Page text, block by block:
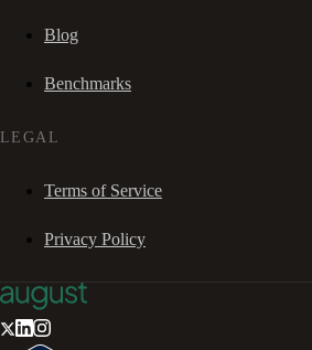
Blog
Benchmarks
LEGAL
Terms of Service
Privacy Policy